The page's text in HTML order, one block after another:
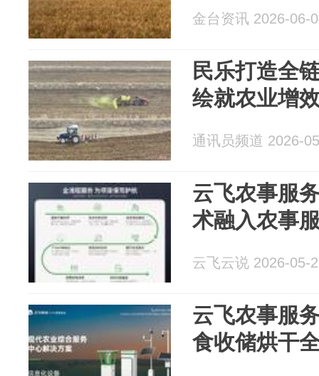
金台资讯 2026-06-
民乐打造全
绘就农业增
通讯员频道 2026-
云飞农事服
术融入农事
云飞云说 2026-05-
云飞农事服
食收储烘干